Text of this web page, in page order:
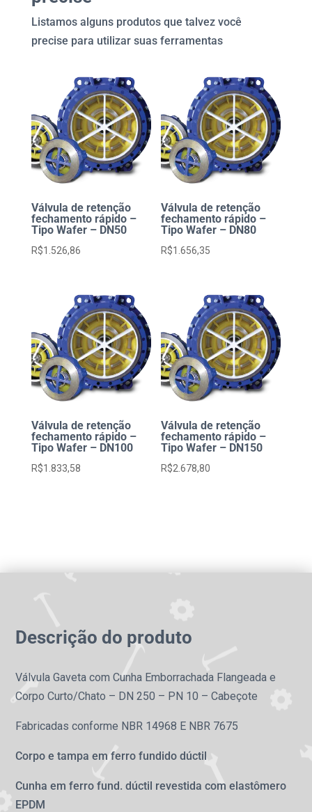
Cabeçote
quantidade
Listamos alguns produtos que talvez você
precise para utilizar suas ferramentas
Válvula de retenção
fechamento rápido –
Tipo Wafer – DN50
R$1.526,86
Válvula de retenção
fechamento rápido –
Tipo Wafer – DN80
R$1.656,35
Válvula de retenção
fechamento rápido –
Tipo Wafer – DN100
R$1.833,58
Válvula de retenção
fechamento rápido –
Tipo Wafer – DN150
R$2.678,80
Descrição do produto
Válvula Gaveta com Cunha Emborrachada Flangeada e
Corpo Curto/Chato – DN 250 – PN 10 – Cabeçote
Fabricadas conforme NBR 14968 E NBR 7675
Corpo e tampa em ferro fundido dúctil
Cunha em ferro fund. dúctil revestida com elastômero
EPDM